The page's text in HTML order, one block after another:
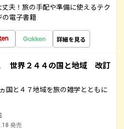
夫！旅の手配や準備に使えるテク
の電子書籍
詳細を見る
世界２４４の国と地域 改訂
国と４７地域を旅の雑学とともに
発売